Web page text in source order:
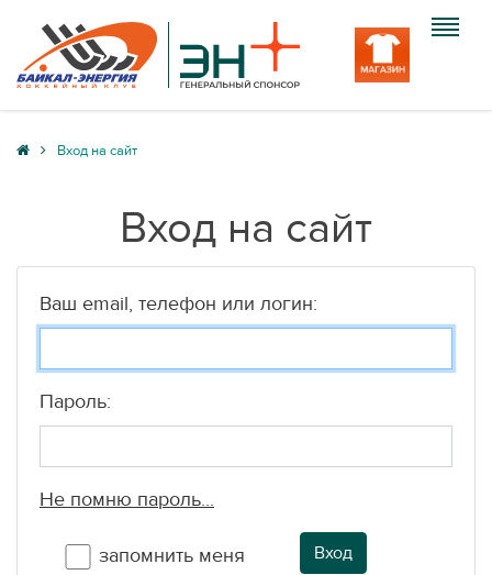
Клуб
Медиа
Вход на сайт
Вход на сайт
Ваш email, телефон или логин:
Пароль:
Не помню пароль...
запомнить меня Вход